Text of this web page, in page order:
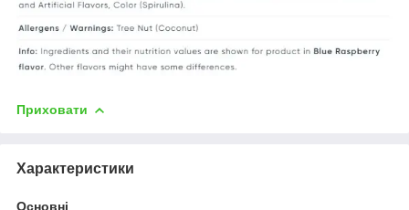
Приховати
Характеристики
Основні